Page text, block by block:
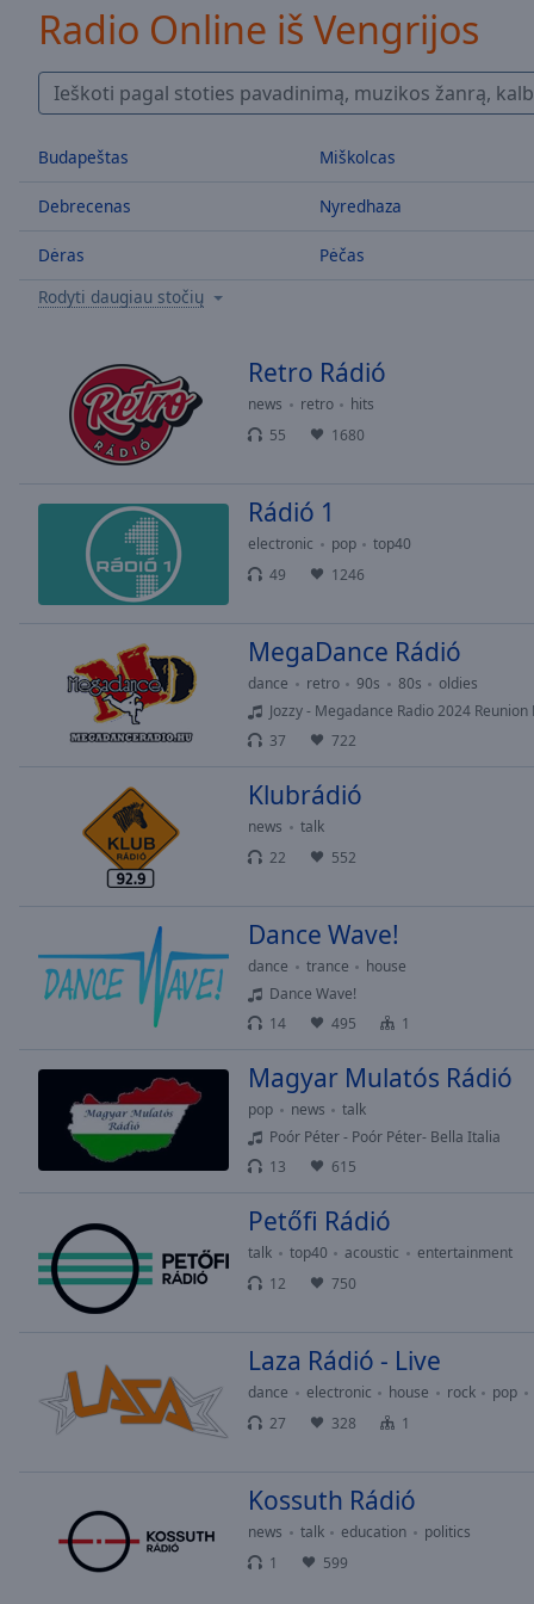
Duration-:-
TypeLIVE
Seek to
live,
behind
Remaining
Playback
Chapters
Descriptions
selected
settings,
opens
subtitles
settings
off,
selected
modal
window.
dialog
window.
Radio Online iš Vengrijos
Budapeštas
Debrecenas
Dėras
Miškolcas
Nyredhaza
Pėčas
Rodyti daugiau stočių
Retro Rádió
news retro
hits
55
1680
Rádió 1
electronic pop
top40
49
1246
MegaDance Rádió
dance retro 90s 80s
oldies
Jozzy - Megadance Radio 2024
37
722
Klubrádió
news
talk
22
552
Dance Wave!
dance trance
house
Dance Wave!
14
495 1
Magyar Mulatós Rádió
pop news
talk
Poór Péter - Poór Péter- Bella Italia
13
615
Petőfi Rádió
talk top40 acoustic
entertainment
12
750
Laza Rádió - Live
dance electronic house rock pop
27
328 1
Kossuth Rádió
news talk education
politics
1
599